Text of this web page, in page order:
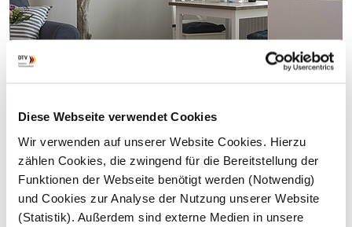
Diese Webseite verwendet Cookies
Wir verwenden auf unserer Website Cookies. Hierzu
zählen Cookies, die zwingend für die Bereitstellung der
Funktionen der Webseite benötigt werden (Notwendig)
und Cookies zur Analyse der Nutzung unserer Website
(Statistik). Außerdem sind externe Medien in unsere
© istockphoto.com/nicky39
STERNEFERIEN REGION
Oops, an error occurred! Code: